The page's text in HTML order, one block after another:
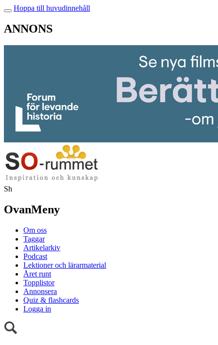
Hoppa till huvudinnehåll
ANNONS
Sh
OvanMeny
Om oss
Taggar
Artikelarkiv
Podcast
Lektioner och lärarmaterial
Året runt
Topplistor
Annonsera
Quiz & flashcards
Logga in